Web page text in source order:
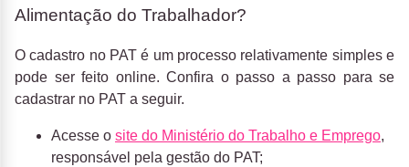
Alimentação do Trabalhador?
O cadastro no PAT é um processo relativamente simples e
pode ser feito online. Confira o passo a passo para se
cadastrar no PAT a seguir.
Acesse o site do Ministério do Trabalho e Emprego,
responsável pela gestão do PAT;